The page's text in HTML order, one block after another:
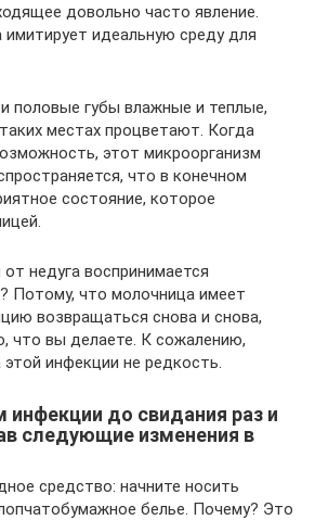
довольно часто явление.
идеальную среду для
половые губы влажные и теплые,
местах процветают. Когда
этот микроорганизм
что в конечном
состояние, которое
недуга воспринимается
Потому, что молочница имеет
возвращаться снова и снова,
что вы делаете. К сожалению,
инфекции не редкость.
до свидания раз и
следующие изменения в
средство: начните носить
белье. Почему? Это